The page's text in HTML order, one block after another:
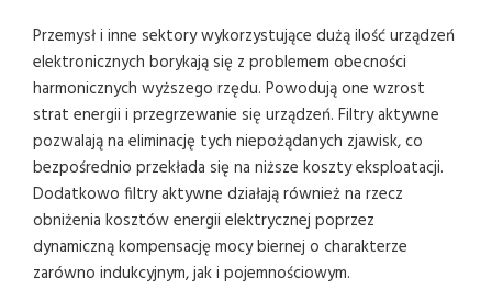
Przemysł i inne sektory wykorzystujące dużą ilość urządzeń
elektronicznych borykają się z problemem obecności
harmonicznych wyższego rzędu. Powodują one wzrost
strat energii i przegrzewanie się urządzeń. Filtry aktywne
pozwalają na eliminację tych niepożądanych zjawisk, co
bezpośrednio przekłada się na niższe koszty eksploatacji.
Dodatkowo filtry aktywne działają również na rzecz
obniżenia kosztów energii elektrycznej poprzez
dynamiczną kompensację mocy biernej o charakterze
zarówno indukcyjnym, jak i pojemnościowym.